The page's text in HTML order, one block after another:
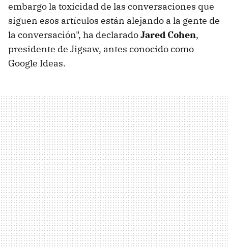
embargo la toxicidad de las conversaciones que
siguen esos artículos están alejando a la gente de
la conversación", ha declaradoJared Cohen,
presidente de Jigsaw, antes conocido como
Google Ideas.